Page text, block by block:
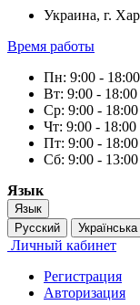
Украина, г.
Время работы
Пн: 9:00 - 18:00
Вт: 9:00 - 18:00
Ср: 9:00 - 18:00
Чт: 9:00 - 18:00
Пт: 9:00 - 18:00
Сб: 9:00 - 13:00
Язык
Язык
Русский
Українська
Личный кабинет
Регистрация
Авторизация